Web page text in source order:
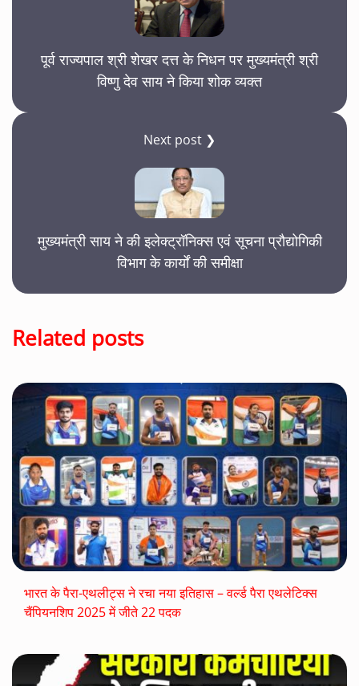
पूर्व राज्यपाल श्री शेखर दत्त के निधन पर मुख्यमंत्री श्री
विष्णु देव साय ने किया शोक व्यक्त
Next post ❯
मुख्यमंत्री साय ने की इलेक्ट्रॉनिक्स एवं सूचना प्रौद्योगिकी
विभाग के कार्यों की समीक्षा
Related posts
भारत के पैरा-एथलीट्स ने रचा नया इतिहास – वर्ल्ड पैरा एथलेटिक्स
चैंपियनशिप 2025 में जीते 22 पदक